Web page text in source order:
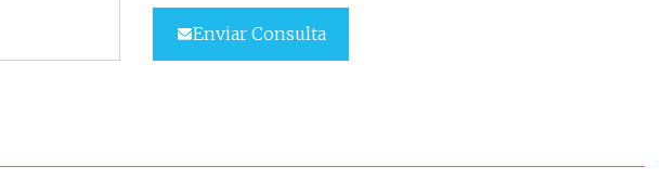
Enviar Consulta